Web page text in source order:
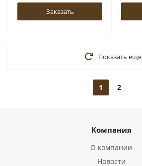
Заказать
Показать еще
1 2
Компания
О компании
Новости